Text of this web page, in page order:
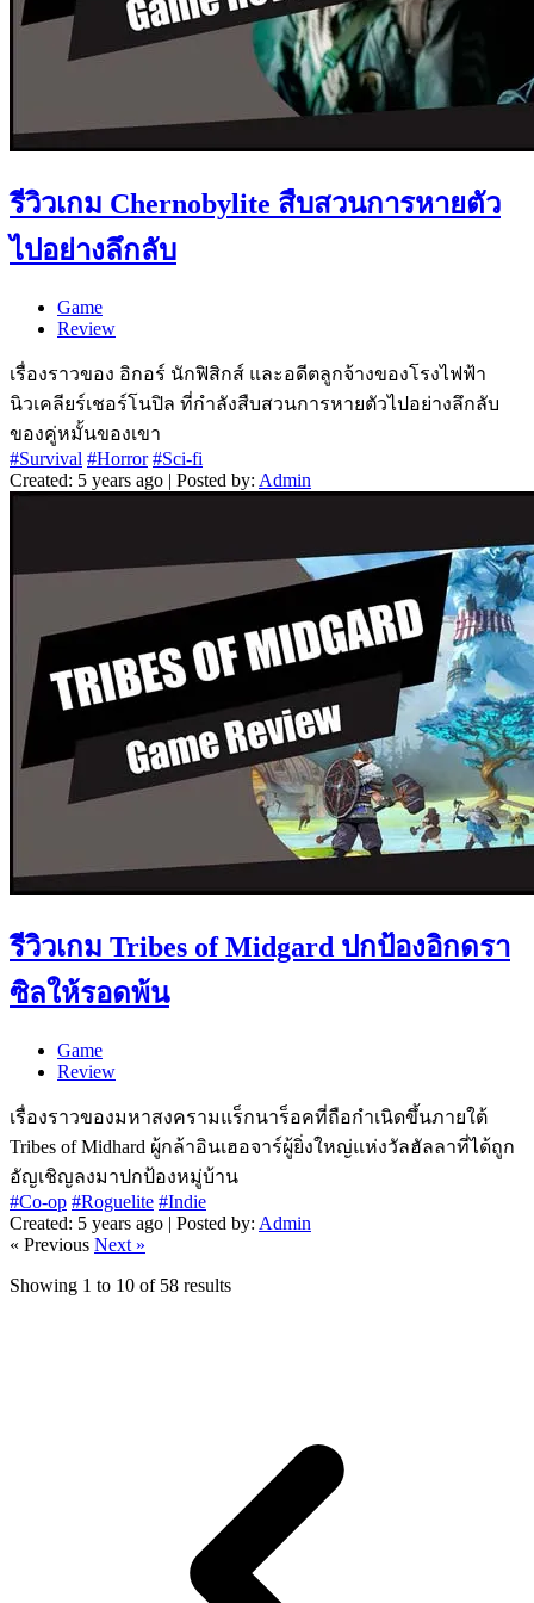
รีวิวเกม Chernobylite สืบสวนการหายตัว
ไปอย่างลึกลับ
Game
Review
เรื่องราวของ อิกอร์ นักฟิสิกส์ และอดีตลูกจ้างของโรงไฟฟ้า
นิวเคลียร์เชอร์โนปิล ที่กำลังสืบสวนการหายตัวไปอย่างลึกลับ
ของคู่หมั้นของเขา
#Survival #Horror #Sci-fi
Created: 5 years ago | Posted by: Admin
รีวิวเกม Tribes of Midgard ปกป้องอิกดรา
ซิลให้รอดพ้น
Game
Review
เรื่องราวของมหาสงครามแร็กนาร็อคที่ถือกำเนิดขึ้นภายใต้
Tribes of Midhard ผู้กล้าอินเฮอจาร์ผู้ยิ่งใหญ่แห่งวัลฮัลลาที่ได้ถูก
อัญเชิญลงมาปกป้องหมู่บ้าน
#Co-op #Roguelite #Indie
Created: 5 years ago | Posted by: Admin
« Previous Next »
Showing 1 to 10 of 58 results